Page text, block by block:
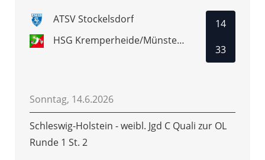
ATSV Stockelsdorf
HSG Kremperheide/Münsterdorf
14
33
Sonntag, 14.6.2026
Schleswig-Holstein - weibl. Jgd C Quali zur OL
Runde 1 St. 2